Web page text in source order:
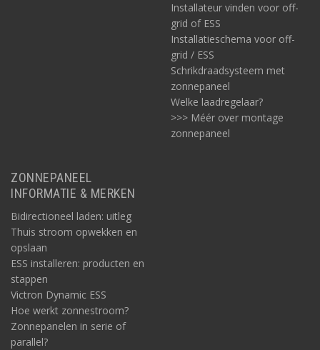
Installateur vinden voor off-
grid of ESS
Installatieschema voor off-
grid / ESS
Schrikdraadsysteem met
zonnepaneel
Welke laadregelaar?
>>> Méér over montage
zonnepaneel
ZONNEPANEEL
INFORMATIE & MERKEN
Bidirectioneel laden: uitleg
Thuis stroom opwekken en
opslaan
ESS installeren: producten en
stappen
Victron Dynamic ESS
Hoe werkt zonnestroom?
Zonnepanelen in serie of
parallel?